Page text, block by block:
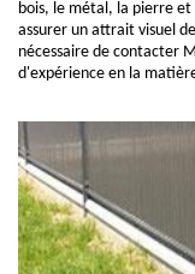
bois, le métal, la pierre
assurer un attrait visuel
nécessaire de contacter
d'expérience en la